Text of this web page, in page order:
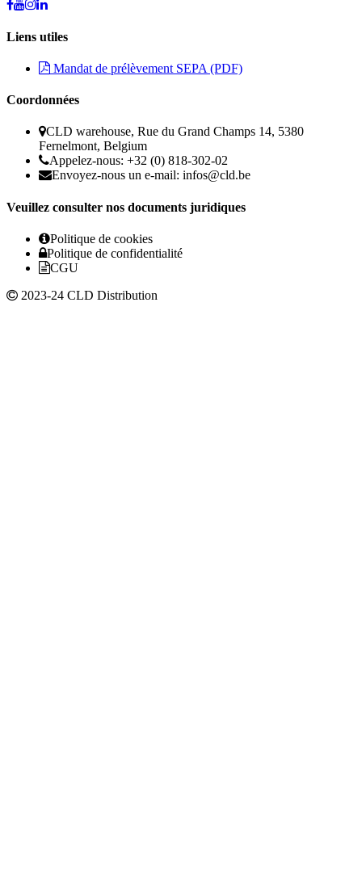
Liens utiles
Mandat de prélèvement SEPA (PDF)
Coordonnées
CLD warehouse, Rue du Grand Champs 14, 5380
Fernelmont, Belgium
Appelez-nous: +32 (0) 818-302-02
Envoyez-nous un e-mail: infos@cld.be
Veuillez consulter nos documents juridiques
Politique de cookies
Politique de confidentialité
CGU
2023-24 CLD Distribution